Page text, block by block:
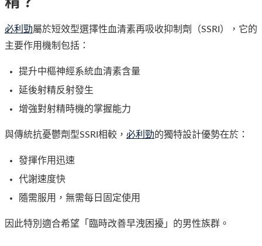
必利勁屬於短效型選擇性血清素再吸收抑制劑（SSRI），它的
主要作用機制包括：
提升中樞神經系統血清素含量
延後射精反射發生
增強對射精時機的掌握能力
與傳統抗憂鬱劑型SSRI相較， 必利勁的獨特設計優勢在於：
發揮作用迅速
代謝速度快
隨需服用，無需每日固定使用
因此特別適合希望「臨時改善早洩困擾」的男性族群。